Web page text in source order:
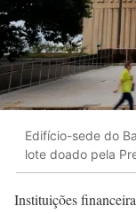
Edifício-sede do
lote doado pela
Instituições